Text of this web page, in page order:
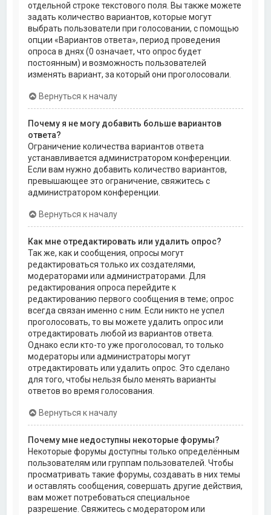
отдельной строке текстового поля. Вы также можете
задать количество вариантов, которые могут
выбрать пользователи при голосовании, с помощью
опции «Вариантов ответа», период проведения
опроса в днях (0 означает, что опрос будет
постоянным) и возможность пользователей
изменять вариант, за который они проголосовали.
Вернуться к началу
Почему я не могу добавить больше вариантов
ответа?
Ограничение количества вариантов ответа
устанавливается администратором конференции.
Если вам нужно добавить количество вариантов,
превышающее это ограничение, свяжитесь с
администратором конференции.
Вернуться к началу
Как мне отредактировать или удалить опрос?
Так же, как и сообщения, опросы могут
редактироваться только их создателями,
модераторами или администраторами. Для
редактирования опроса перейдите к
редактированию первого сообщения в теме; опрос
всегда связан именно с ним. Если никто не успел
проголосовать, то вы можете удалить опрос или
отредактировать любой из вариантов ответа.
Однако если кто-то уже проголосовал, то только
модераторы или администраторы могут
отредактировать или удалить опрос. Это сделано
для того, чтобы нельзя было менять варианты
ответов во время голосования.
Вернуться к началу
Почему мне недоступны некоторые форумы?
Некоторые форумы доступны только определённым
пользователям или группам пользователей. Чтобы
просматривать такие форумы, создавать в них темы
и оставлять сообщения, совершать другие действия,
вам может потребоваться специальное
разрешение. Свяжитесь с модератором или